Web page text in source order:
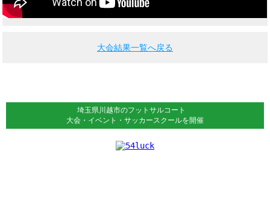
大会結果一覧へ戻る
埼玉県川越市のフットサルコート
大会・イベント・サッカースクールを開催